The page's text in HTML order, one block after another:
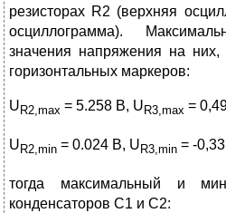
резисторах R2 (верхняя
осциллограмма).
значения напряжения на
горизонтальных маркеров:
U R2,max = 5.258 В, U R3,max =
U R2,min = 0.024 В, U R3,min = -
тогда максимальный и
конденсаторов C1 и С2: